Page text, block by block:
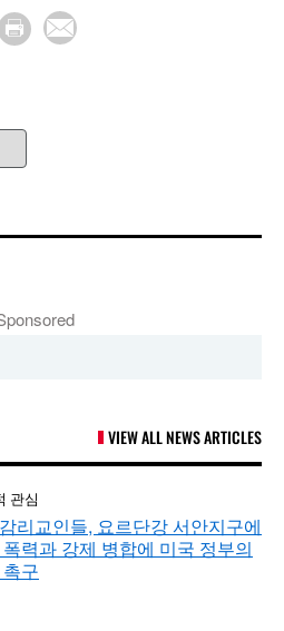
VIEW ALL NEWS ARTICLES
관심
리교인들, 요르단강 서안지구에
력과 강제 병합에 미국 정부의
구